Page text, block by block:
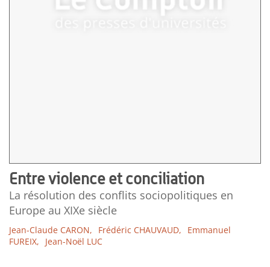
Entre violence et conciliation
La résolution des conflits sociopolitiques en
Europe au XIXe siècle
Jean-Claude CARON, Frédéric CHAUVAUD,
Emmanuel
FUREIX,
Jean-Noël LUC